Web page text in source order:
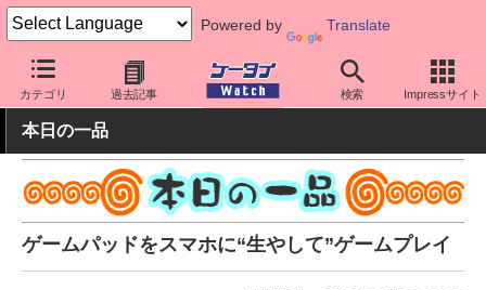
Powered by Translate
カテゴリ 過去記事 検索 Impressサイト
ケータイ Watch 周辺機器/アクセサリー その他
本日の一品
ゲームパッドをスマホに“生やして”ゲームプレイ